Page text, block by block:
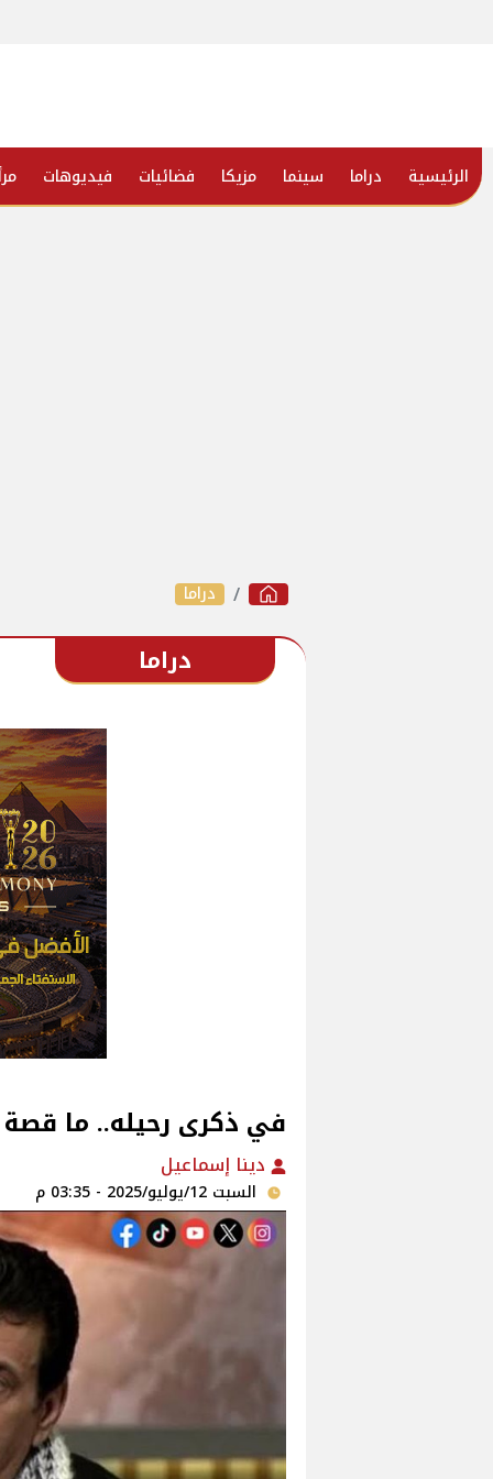
الرئيسية دراما سينما مزيكا فضائيات فيديوهات
دراما
دراما
في ذكرى رحيله.. ما قصة
دينا إسماعيل
السبت 12/يوليو/2025 - 03:35 م